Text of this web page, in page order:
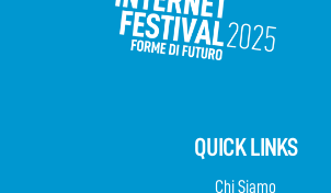
QUICK LINKS
Chi Siamo